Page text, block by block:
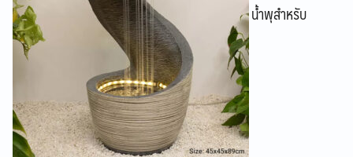
น้ำพุสำหรับ